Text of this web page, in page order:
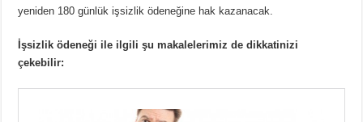
yeniden 180 günlük işsizlik ödeneğine hak kazanacak.
İşsizlik ödeneği ile ilgili şu makalelerimiz de dikkatinizi
çekebilir: